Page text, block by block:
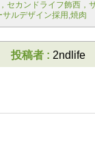
セカンドライフ飾西，
ルデザイン採用 ,焼肉
投稿者 : 2ndlife